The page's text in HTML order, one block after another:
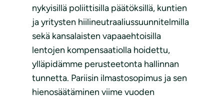
nykyisillä poliittisilla päätöksillä, kuntien
ja yritysten hiilineutraaliussuunnitelmilla
sekä kansalaisten vapaaehtoisilla
lentojen kompensaatiolla hoidettu,
ylläpidämme perusteetonta hallinnan
tunnetta. Pariisin ilmastosopimus ja sen
hienosäätäminen viime vuoden